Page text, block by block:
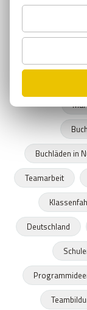
Mutter-
Buchläden in
Teamarbeit
Deutschland